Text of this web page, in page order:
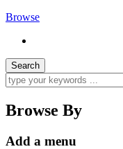
Browse
Browse By
Add a menu